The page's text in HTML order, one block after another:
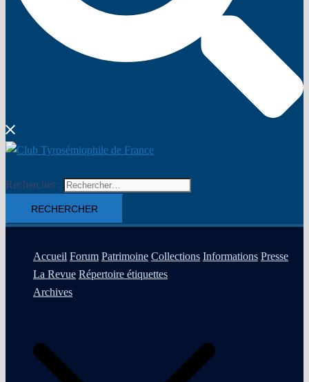
Rechercher :
Accueil Forum Patrimoine Collections Informations Presse
La Revue Répertoire étiquettes
Archives